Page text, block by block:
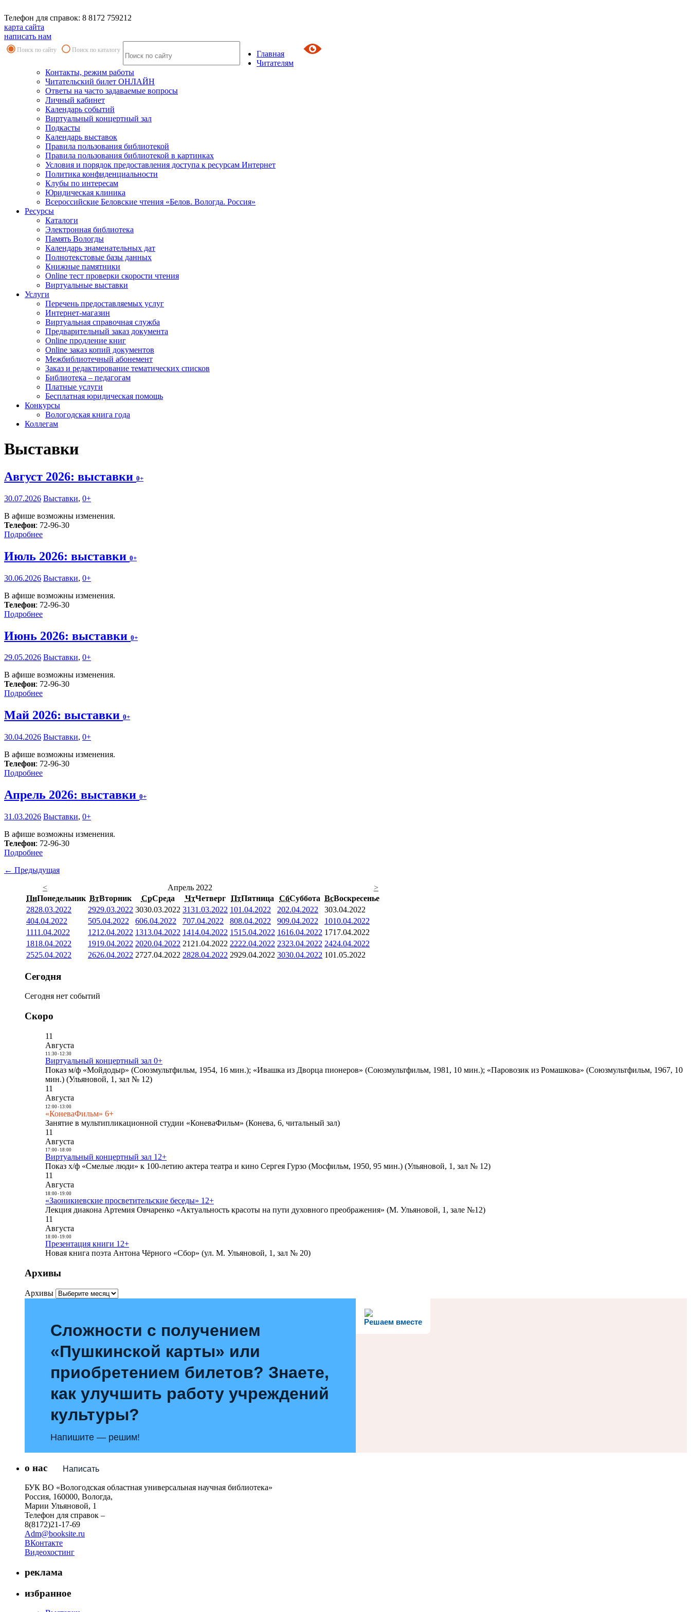
Телефон для справок: 8 8172 759212
карта сайта
написать нам
Поиск по сайту Поиск по каталогу
Главная
Читателям
Контакты, режим работы
Читательский билет ОНЛАЙН
Ответы на часто задаваемые вопросы
Личный кабинет
Календарь событий
Виртуальный концертный зал
Подкасты
Календарь выставок
Правила пользования библиотекой
Правила пользования библиотекой в картинках
Условия и порядок предоставления доступа к ресурсам Интернет
Политика конфиденциальности
Клубы по интересам
Юридическая клиника
Всероссийские Беловские чтения «Белов. Вологда. Россия»
Ресурсы
Каталоги
Электронная библиотека
Память Вологды
Календарь знаменательных дат
Полнотекстовые базы данных
Книжные памятники
Online тест проверки скорости чтения
Виртуальные выставки
Услуги
Перечень предоставляемых услуг
Интернет-магазин
Виртуальная справочная служба
Предварительный заказ документа
Online продление книг
Online заказ копий документов
Межбиблиотечный абонемент
Заказ и редактирование тематических списков
Библиотека – педагогам
Платные услуги
Бесплатная юридическая помощь
Конкурсы
Вологодская книга года
Коллегам
Выставки
Август 2026: выставки 0+
30.07.2026 Выставки, 0+
В афише возможны изменения.
Телефон: 72-96-30
Подробнее
Июль 2026: выставки 0+
30.06.2026 Выставки, 0+
В афише возможны изменения.
Телефон: 72-96-30
Подробнее
Июнь 2026: выставки 0+
29.05.2026 Выставки, 0+
В афише возможны изменения.
Телефон: 72-96-30
Подробнее
Май 2026: выставки 0+
30.04.2026 Выставки, 0+
В афише возможны изменения.
Телефон: 72-96-30
Подробнее
Апрель 2026: выставки 0+
31.03.2026 Выставки, 0+
В афише возможны изменения.
Телефон: 72-96-30
Подробнее
← Предыдущая
<
Апрель 2022
>
ПнПонедельник ВтВторник СрСреда ЧтЧетверг ПтПятница СбСуббота ВсВоскресенье
2828.03.2022 2929.03.2022 3030.03.2022 3131.03.2022 101.04.2022 202.04.2022 303.04.2022
404.04.2022 505.04.2022 606.04.2022 707.04.2022 808.04.2022 909.04.2022 1010.04.2022
1111.04.2022 1212.04.2022 1313.04.2022 1414.04.2022 1515.04.2022 1616.04.2022 1717.04.2022
1818.04.2022 1919.04.2022 2020.04.2022 21 21.04.2022 2222.04.2022 2323.04.2022 2424.04.2022
2525.04.2022 2626.04.2022 2727.04.2022 2828.04.2022 2929.04.2022 3030.04.2022 101.05.2022
Сегодня
Сегодня нет событий
Скоро
11
Августа
11:30- 12:30
Виртуальный концертный зал 0+
Показ м/ф «Мойдодыр» (Союзмультфильм, 1954, 16 мин.); «Ивашка из Дворца пионеров» (Союзмультфильм, 1981, 10 мин.); «Паровозик из Ромашкова» (Союзмультфильм, 1967, 10
мин.) (Ульяновой, 1, зал № 12)
11
Августа
12:00- 13:00
«КоневаФильм» 6+
Занятие в мультипликационной студии «КоневаФильм» (Конева, 6, читальный зал)
11
Августа
17:00- 18:00
Виртуальный концертный зал 12+
Показ х/ф «Смелые люди» к 100-летию актера театра и кино Сергея Гурзо (Мосфильм, 1950, 95 мин.) (Ульяновой, 1, зал № 12)
11
Августа
18:00- 19:00
«Заоникиевские просветительские беседы» 12+
Лекция диакона Артемия Овчаренко «Актуальность красоты на пути духовного преображения» (М. Ульяновой, 1, зале №12)
11
Августа
18:00- 19:00
Презентация книги 12+
Новая книга поэта Антона Чёрного «Сбор» (ул. М. Ульяновой, 1, зал № 20)
Архивы
Архивы
Решаем вместе
Сложности с получением
«Пушкинской карты» или
приобретением билетов? Знаете,
как улучшить работу учреждений
культуры?
Напишите — решим!
Написать
о нас
БУК ВО «Вологодская областная универсальная научная библиотека»
Россия, 160000, Вологда,
Марии Ульяновой, 1
Телефон для справок –
8(8172)21-17-69
Adm@booksite.ru
ВКонтакте
Видеохостинг
реклама
избранное